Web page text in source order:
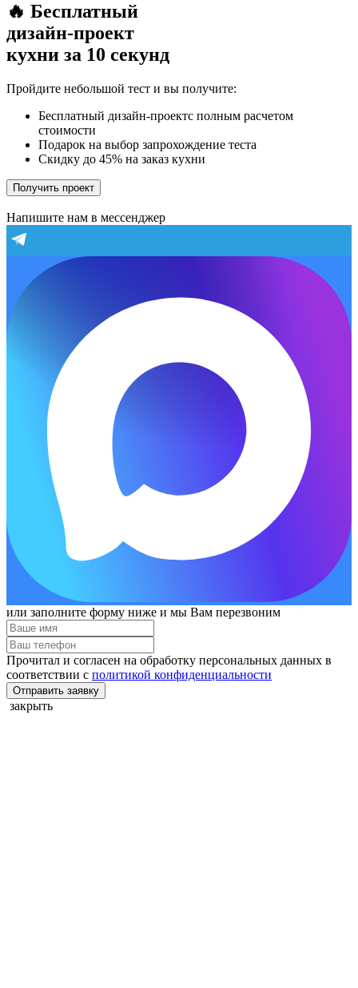
🔥 Бесплатный
дизайн-проект
кухни за 10 секунд
Пройдите небольшой тест и вы получите:
Бесплатный дизайн-проектс полным расчетом
стоимости
Подарок на выбор запрохождение теста
Скидку до 45% на заказ кухни
Получить проект
Напишите нам в мессенджер
или заполните форму ниже и мы Вам перезвоним
Прочитал и согласен на обработку персональных данных в
соответствии с политикой конфиденциальности
Отправить заявку
закрыть